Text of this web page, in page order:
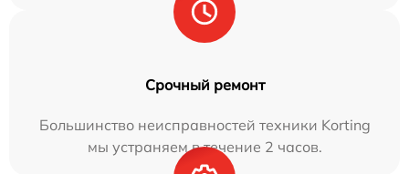
Срочный ремонт
Большинство неисправностей техники Korting
мы устраняем в течение 2 часов.